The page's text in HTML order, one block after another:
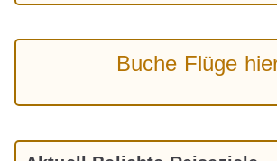
Buche Flüge